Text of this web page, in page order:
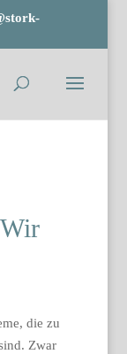
die zu
Zwar